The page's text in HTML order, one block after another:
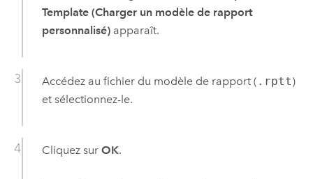
Template (Charger un modèle de rapport
personnalisé)apparaît.
Accédez au fichier du modèle de rapport ( .rptt)
et sélectionnez-le.
Cliquez sur OK.